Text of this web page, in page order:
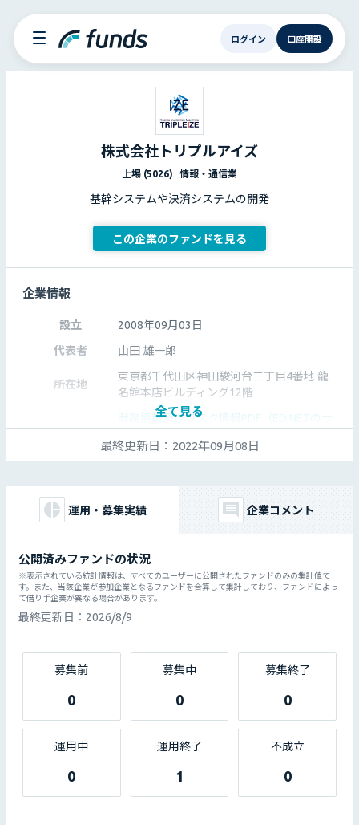
ログイン 口座開設
株式会社トリプルアイズ
上場 (5026) 情報・通信業
基幹システムや決済システムの開発
この企業のファンドを見る
全て見る
企業情報
設立
2008年09月03日
代表者
山田 雄一郎
所在地
東京都千代田区神田駿河台三丁目4番地 龍
名館本店ビルディング12階
財務情報及びリスク情報PDF（EDINETのサ
場合はEDINETを直接ご確認ください。）
特記事項 特に無し
最終更新日： 2022年09月08日
運用・募集実績 企業コメント
公開済みファンドの状況
※表示されている統計情報は、すべてのユーザーに公開されたファンドのみの集計値で
す。また、当該企業が参加企業となるファンドを合算して集計しており、ファンドによっ
て借り手企業が異なる場合があります。
最終更新日： 2026/8/9
募集前
0
募集中
0
募集終了
0
運用中
0
運用終了
1
不成立
0